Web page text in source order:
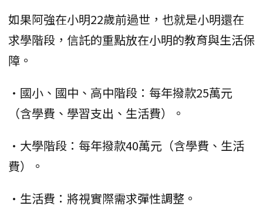
如果阿強在小明22歲前過世，也就是小明還在
求學階段，信託的重點放在小明的教育與生活保
障。
•國小、國中、高中階段：每年撥款25萬元
（含學費、學習支出、生活費）。
•大學階段：每年撥款40萬元（含學費、生活
費）。
•生活費：將視實際需求彈性調整。